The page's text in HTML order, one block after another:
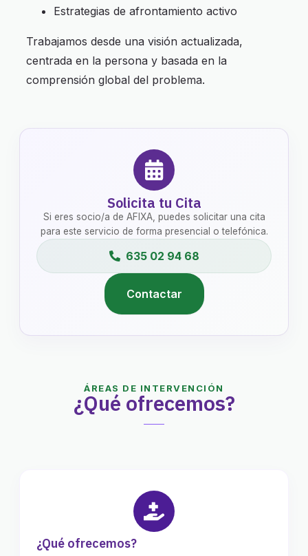
Estrategias de afrontamiento activo
Trabajamos desde una visión actualizada,
centrada en la persona y basada en la
comprensión global del problema.
Solicita tu Cita
Si eres socio/a de AFIXA, puedes solicitar una cita
para este servicio de forma presencial o telefónica.
635 02 94 68
Contactar
ÁREAS DE INTERVENCIÓN
¿Qué ofrecemos?
¿Qué ofrecemos?